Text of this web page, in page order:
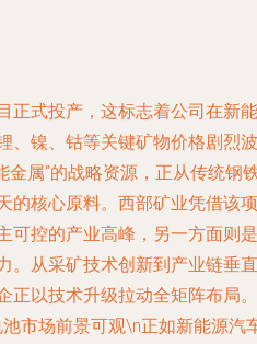
正式投产，这标志着公司在新能
、镍、钴等关键矿物价格剧烈波
属”的战略资源，正从传统钢
的核心原料。西部矿业凭借该项
可控的产业高峰，另一方面则是
。从采矿技术创新到产业链垂直
正以技术升级拉动全矩阵布局。
市场前景可观\n正如新能源汽